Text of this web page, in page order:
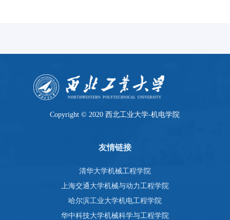
Copyright © 2020 西北工业大学-机电学院
友情链接
清华大学机械工程学院
上海交通大学机械与动力工程学院
哈尔滨工业大学机电工程学院
华中科技大学机械科学与工程学院